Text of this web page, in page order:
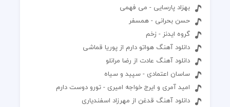
بهزاد پارسایی - می فهمی
حسن بحرانی - همسفر
گروه ایدنز - زخم
دانلود آهنگ هواتو دارم از پوریا قماشی
دانلود آهنگ عادت از رضا مرانلو
ساسان اعتمادی - سپید و سیاه
امید آمری و ایرج خواجه امیری - تورو دوست دارم
دانلود آهنگ قدغن از مهرزاد اسفندیاری